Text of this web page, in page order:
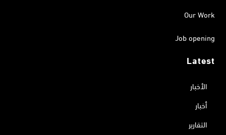
Our Work
Job opening
Latest
الأخبار
أخبار
التقارير